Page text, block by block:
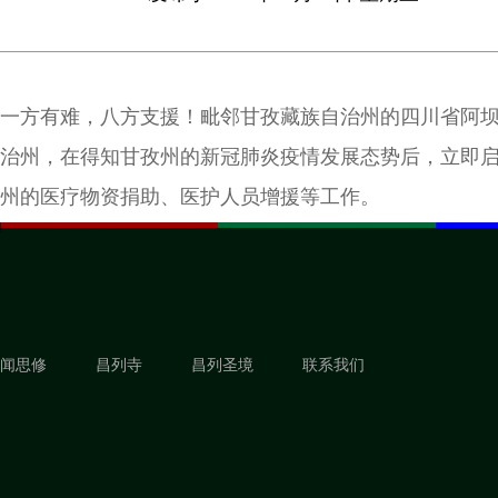
一方有难，八方支援！毗邻甘孜藏族自治州的四川省阿
治州，在得知甘孜州的新冠肺炎疫情发展态势后，立即
州的医疗物资捐助、医护人员增援等工作。
闻思修 昌列寺 昌列圣境 联系我们